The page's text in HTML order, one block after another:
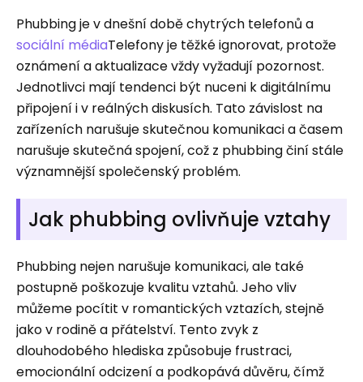
Phubbing je v dnešní době chytrých telefonů a
sociální médiaTelefony je těžké ignorovat, protože
oznámení a aktualizace vždy vyžadují pozornost.
Jednotlivci mají tendenci být nuceni k digitálnímu
připojení i v reálných diskusích. Tato závislost na
zařízeních narušuje skutečnou komunikaci a časem
narušuje skutečná spojení, což z phubbing činí stále
významnější společenský problém.
Jak phubbing ovlivňuje vztahy
Phubbing nejen narušuje komunikaci, ale také
postupně poškozuje kvalitu vztahů. Jeho vliv
můžeme pocítit v romantických vztazích, stejně
jako v rodině a přátelství. Tento zvyk z
dlouhodobého hlediska způsobuje frustraci,
emocionální odcizení a podkopává důvěru, čímž